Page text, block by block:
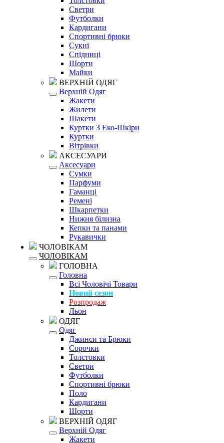
Светри
Футболки
Кардигани
Спортивні брюки
Сукні
Спідниці
Шорти
Майки
ВЕРХНІЙ ОДЯГ
Верхній Одяг
Жакети
Жилети
Шакети
Куртки З Еко-Шкіри
Куртки
Вітрівки
АКСЕСУАРИ
Аксесуари
Сумки
Парфуми
Гаманці
Ремені
Шкарпетки
Нижня білизна
Кепки та панами
Рукавички
ЧОЛОВІКАМ
ЧОЛОВІКАМ
ГОЛОВНА
Головна
Всі Чоловічі Товари
Новий сезон
Розпродаж
Льон
ОДЯГ
Одяг
Джинси та Брюки
Сорочки
Толстовки
Светри
Футболки
Спортивні брюки
Поло
Кардигани
Шорти
ВЕРХНІЙ ОДЯГ
Верхній Одяг
Жакети